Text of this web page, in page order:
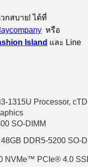
กสบาย! ได้ที่
หรือ
Island และ Line
1315U Processor,
SO-DIMM
DDR5-5200 SO-
NVMe™ PCIe® 4.0